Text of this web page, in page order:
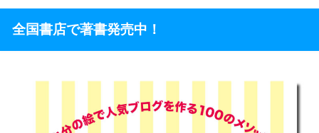
全国書店で著書発売中！